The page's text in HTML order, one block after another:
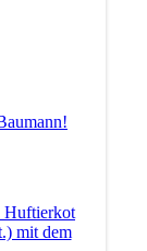
Huftierkot
mit dem